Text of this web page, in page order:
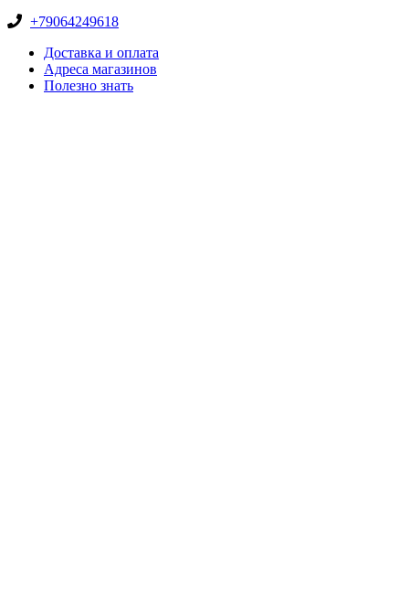
+79064249618
Доставка и оплата
Адреса магазинов
Полезно знать